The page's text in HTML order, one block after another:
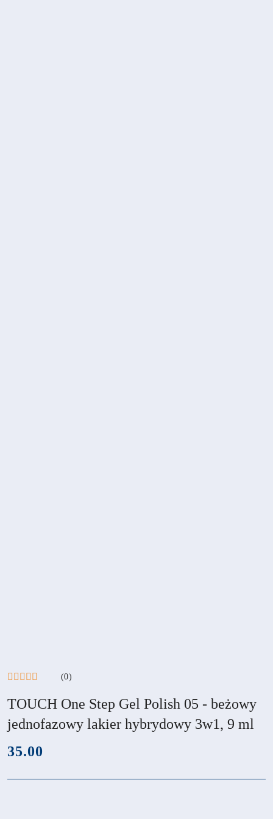
(0)
TOUCH One Step Gel Polish 05 - beżowy
jednofazowy lakier hybrydowy 3w1, 9 ml
cena:
35.00